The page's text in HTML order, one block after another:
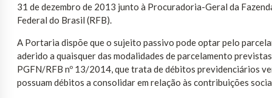
31 de dezembro de 2013 junto à Procuradoria-Geral da
Federal do Brasil (RFB).
A Portaria dispõe que o sujeito passivo pode optar pelo
aderido a quaisquer das modalidades de parcelamento
PGFN/RFB nº 13/2014, que trata de débitos previdenciários
possuam débitos a consolidar em relação às contribuições